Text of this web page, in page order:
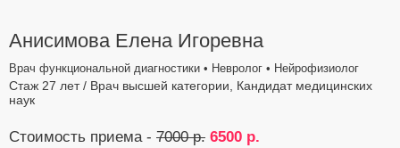
Анисимова Елена Игоревна
Врач функциональной диагностики • Невролог • Нейрофизиолог
Стаж 27 лет / Врач высшей категории, Кандидат медицинских
наук
Стоимость приема - 7000 р. 6500 р.